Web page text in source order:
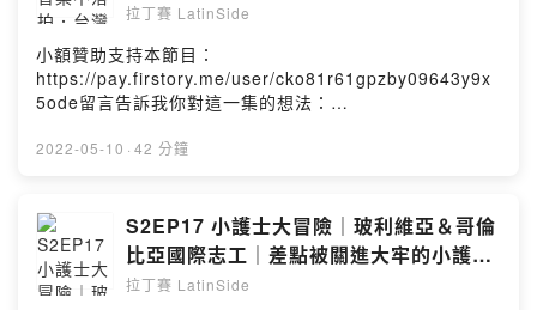
節目內容跨足：
》異國文化
》各國歷史
》美術音樂
》自我成長與快樂價值觀等議題。
記得追蹤拉丁賽的官方IG帳號唷～
https://www.instagram.com/latinside.1314/
___________________________________
請鎖定每週二晚上20:30 “ 拉丁賽的主題廣播節目😎
拉丁賽 LatinSide
小額贊助支持本節目：
https://pay.firstory.me/user/cko81r61gpzby09643y9x
5ode留言告訴我你對這一集的想法：
x5ode/commentsPowered by Firstory Hosting
2022-05-10 · 42 分鐘
S2EP17 小護士大冒險｜玻利維亞＆哥倫
比亞國際志工｜差點被關進大牢的小護士
如何過關斬將中南美旅程｜ ft. Penny
拉丁賽 LatinSide